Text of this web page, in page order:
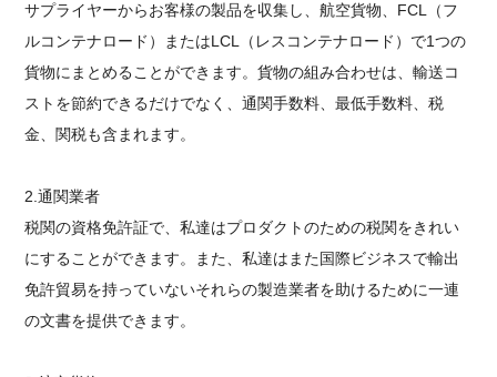
サプライヤーからお客様の製品を収集し、航空貨物、FCL（フ
ルコンテナロード）またはLCL（レスコンテナロード）で1つの
貨物にまとめることができます。貨物の組み合わせは、輸送コ
ストを節約できるだけでなく、通関手数料、最低手数料、税
金、関税も含まれます。
2.通関業者
税関の資格免許証で、私達はプロダクトのための税関をきれい
にすることができます。また、私達はまた国際ビジネスで輸出
免許貿易を持っていないそれらの製造業者を助けるために一連
の文書を提供できます。